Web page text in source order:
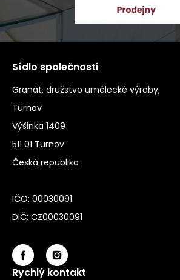
Sídlo společnosti
Granát, družstvo umělecké výroby,
Turnov
Výšinka 1409
511 01 Turnov
Česká republika
IČO: 00030091
DIČ: CZ00030091
Rychlý kontakt